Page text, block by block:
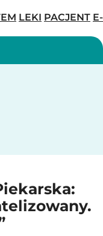
LEKI PACJENT E-